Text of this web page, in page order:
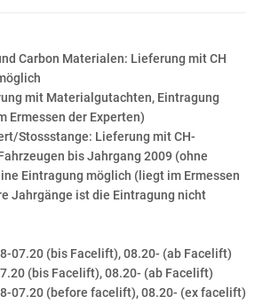
Carbon Materialen: Lieferung mit CH
mit Materialgutachten, Eintragung
Ermessen der Experten)
Stossstange: Lieferung mit CH-
bis Jahrgang 2009 (ohne
Eintragung möglich (liegt im Ermessen
Jahrgänge ist die Eintragung nicht
07.20 (bis Facelift), 08.20- (ab Facelift)
(bis Facelift), 08.20- (ab Facelift)
07.20 (before facelift), 08.20- (ex facelift)